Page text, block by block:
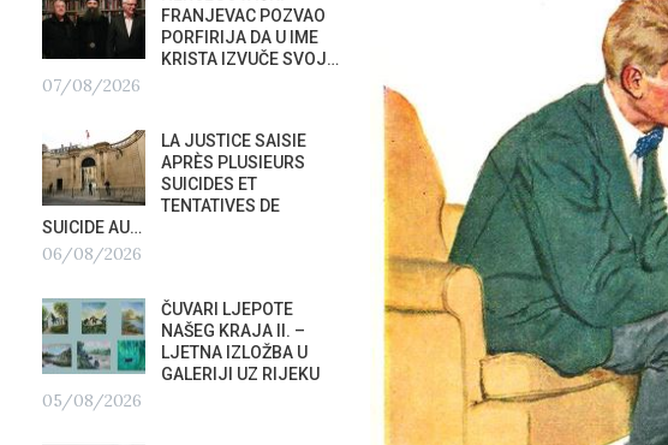
FRANJEVAC POZVAO
PORFIRIJA DA U IME
KRISTA IZVUČE SVOJ…
07/08/2026
LA JUSTICE SAISIE
APRÈS PLUSIEURS
SUICIDES ET
TENTATIVES DE
SUICIDE AU…
06/08/2026
ČUVARI LJEPOTE
NAŠEG KRAJA II. –
LJETNA IZLOŽBA U
GALERIJI UZ RIJEKU
05/08/2026
ORKE NAMJERNO
POTAPAJU JEDRILICE?
PREDSJEDNIK RH
PRISUSTVOVAO
OTVORENJU 3.
VRBOSKA FILM
FESTIVALA
02/08/2026
NATASHA SRDOC: TKO
SU STVARNI VLASNICI
HOTELA COSTABELLA
U RIJECI?
02/08/2026
MOBILNI TURIZAM